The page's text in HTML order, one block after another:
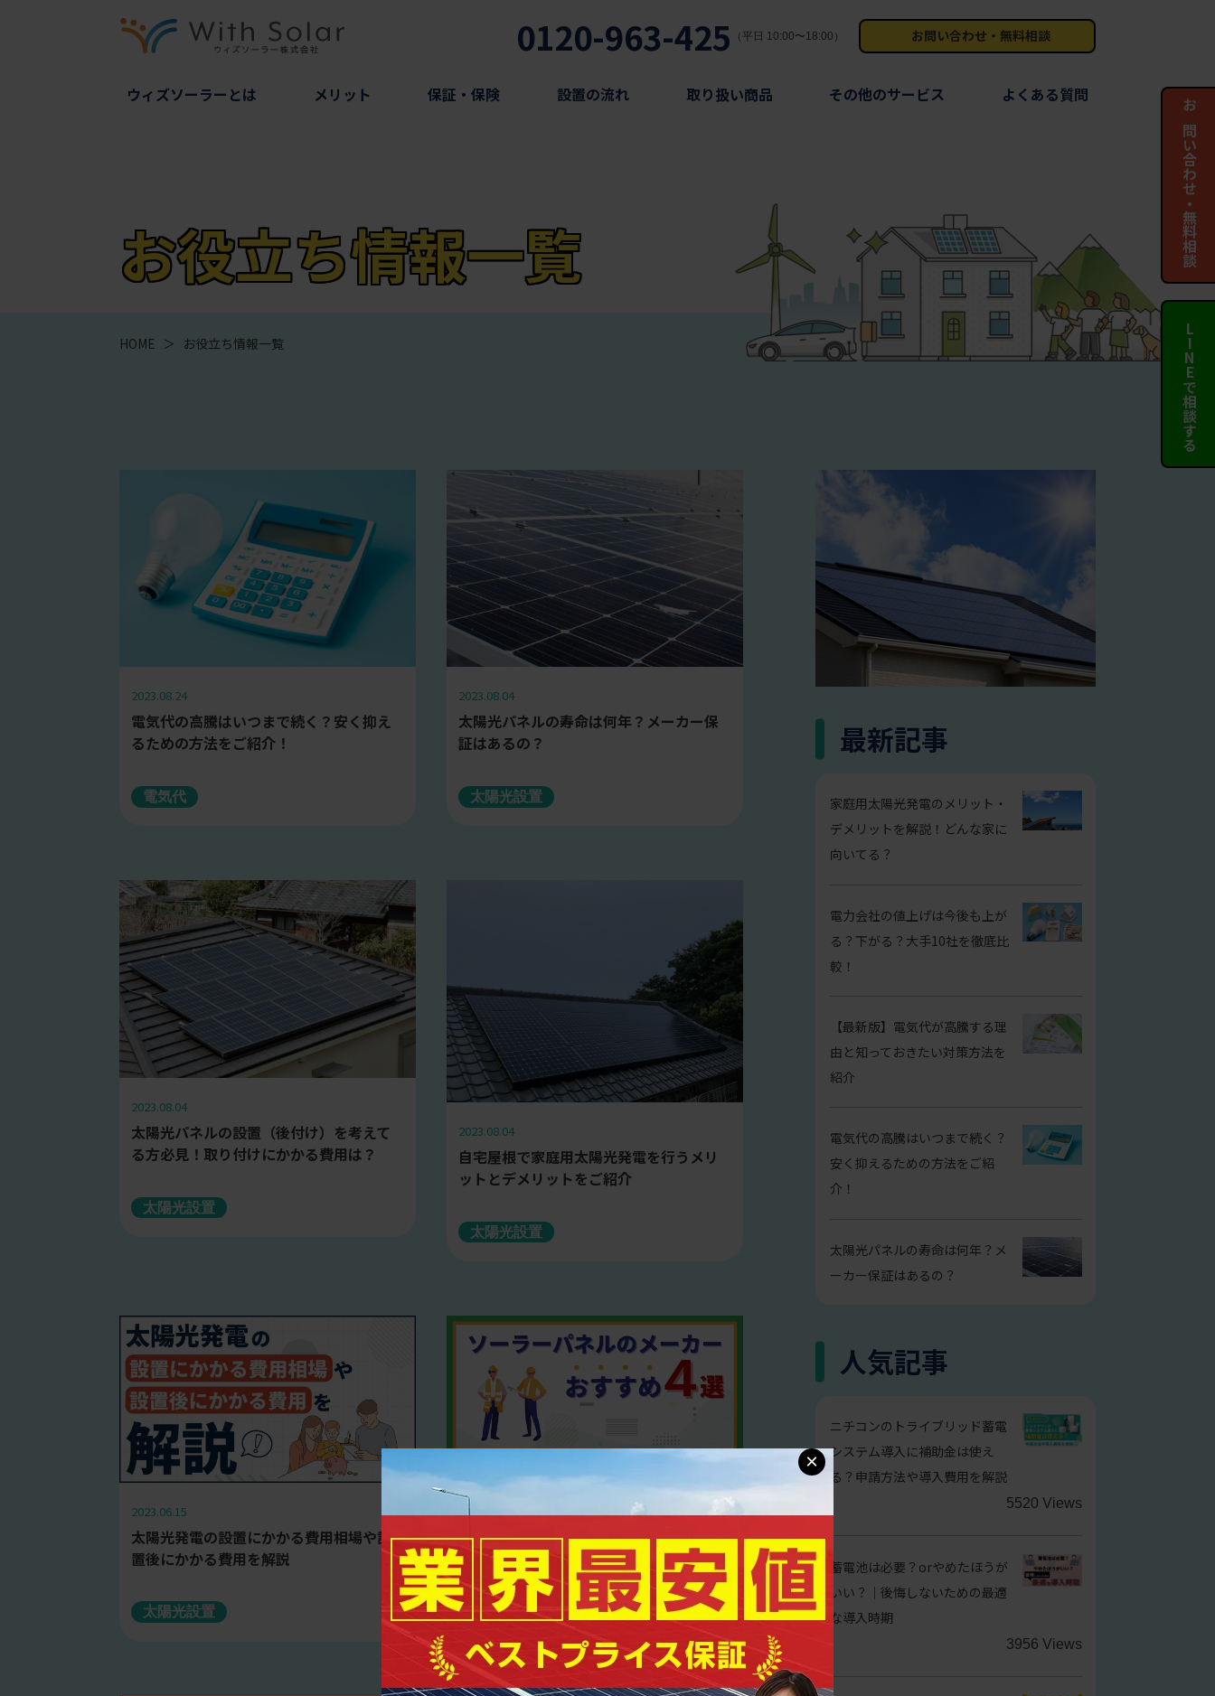
0120-963-425 （平日 10:00〜18:00） お問い合わせ・無料相談
ウィズソーラーとは メリット 保証・保険 設置の流れ 取り扱い商品 その他のサービス よくある質問
お役立ち情報一覧
HOME ＞ お役立ち情報一覧
2023.08.24
電気代の高騰はいつまで続く？安く抑え
るための方法をご紹介！
電気代
2023.08.04
太陽光パネルの寿命は何年？メーカー保
証はあるの？
太陽光設置
2023.08.04
太陽光パネルの設置（後付け）を考えて
る方必見！取り付けにかかる費用は？
太陽光設置
2023.08.04
自宅屋根で家庭用太陽光発電を行うメリ
ットとデメリットをご紹介
太陽光設置
2023.06.15
太陽光発電の設置にかかる費用相場や設
置後にかかる費用を解説
太陽光設置
2023.05.16
ソーラーパネルのメーカーおすすめ4選｜
メーカーごとに違いはある？
太陽光設置
最新記事
家庭用太陽光発電のメリット・
デメリットを解説！どんな家に
向いてる？
電力会社の値上げは今後も上が
る？下がる？大手10社を徹底比
較！
【最新版】電気代が高騰する理
由と知っておきたい対策方法を
紹介
電気代の高騰はいつまで続く？
安く抑えるための方法をご紹
介！
太陽光パネルの寿命は何年？メ
ーカー保証はあるの？
人気記事
ニチコンのトライブリッド蓄電
システム導入に補助金は使え
る？申請方法や導入費用を解説
5520 Views
蓄電池は必要？orやめたほうが
いい？｜後悔しないための最適
な導入時期
3956 Views
お問い合わせ・無料相談
LINEで相談する
×